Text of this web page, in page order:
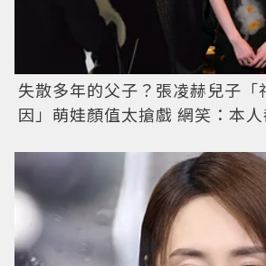
失散多年的父子？張凌赫兒子「
因」萌娃顏值太搶戲 網笑：本